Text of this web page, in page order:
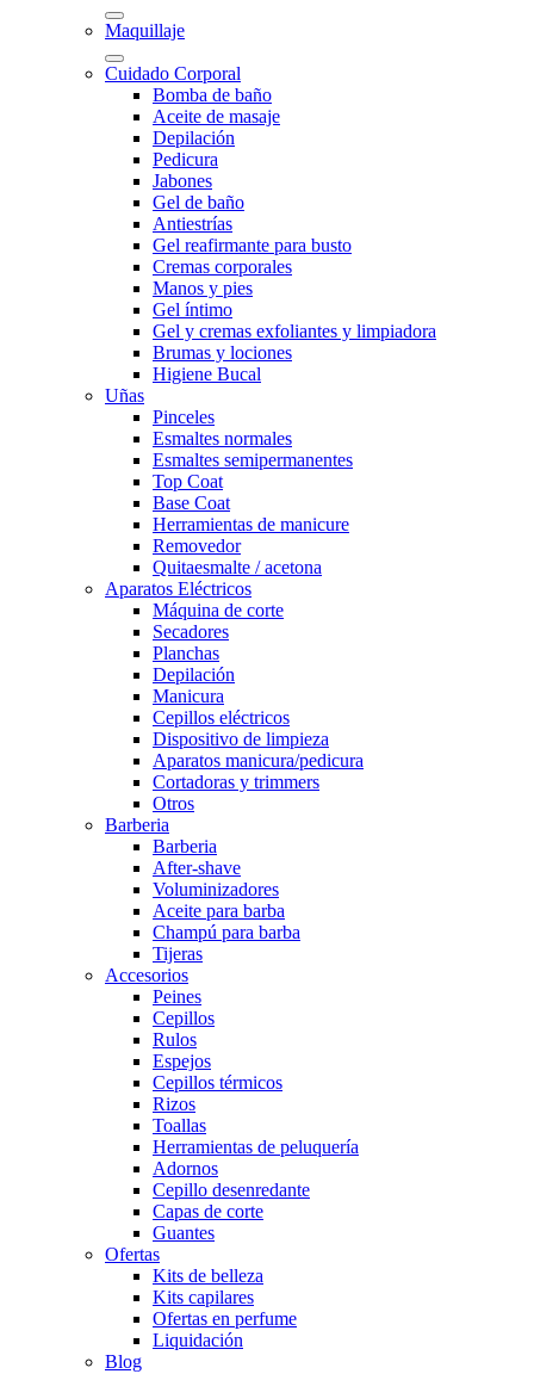
Maquillaje
Cuidado Corporal
Bomba de baño
Aceite de masaje
Depilación
Pedicura
Jabones
Gel de baño
Antiestrías
Gel reafirmante para busto
Cremas corporales
Manos y pies
Gel íntimo
Gel y cremas exfoliantes y limpiadora
Brumas y lociones
Higiene Bucal
Uñas
Pinceles
Esmaltes normales
Esmaltes semipermanentes
Top Coat
Base Coat
Herramientas de manicure
Removedor
Quitaesmalte / acetona
Aparatos Eléctricos
Máquina de corte
Secadores
Planchas
Depilación
Manicura
Cepillos eléctricos
Dispositivo de limpieza
Aparatos manicura/pedicura
Cortadoras y trimmers
Otros
Barberia
Barberia
After-shave
Voluminizadores
Aceite para barba
Champú para barba
Tijeras
Accesorios
Peines
Cepillos
Rulos
Espejos
Cepillos térmicos
Rizos
Toallas
Herramientas de peluquería
Adornos
Cepillo desenredante
Capas de corte
Guantes
Ofertas
Kits de belleza
Kits capilares
Ofertas en perfume
Liquidación
Blog